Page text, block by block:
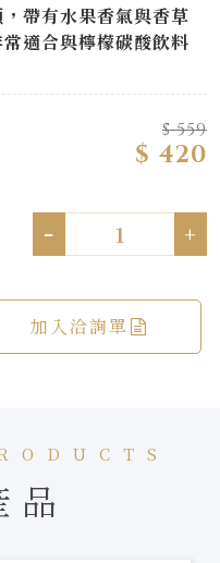
帶有水果香氣與香草
適合與檸檬碳酸飲料
$ 559
$ 420
- +
加入洽詢單
品